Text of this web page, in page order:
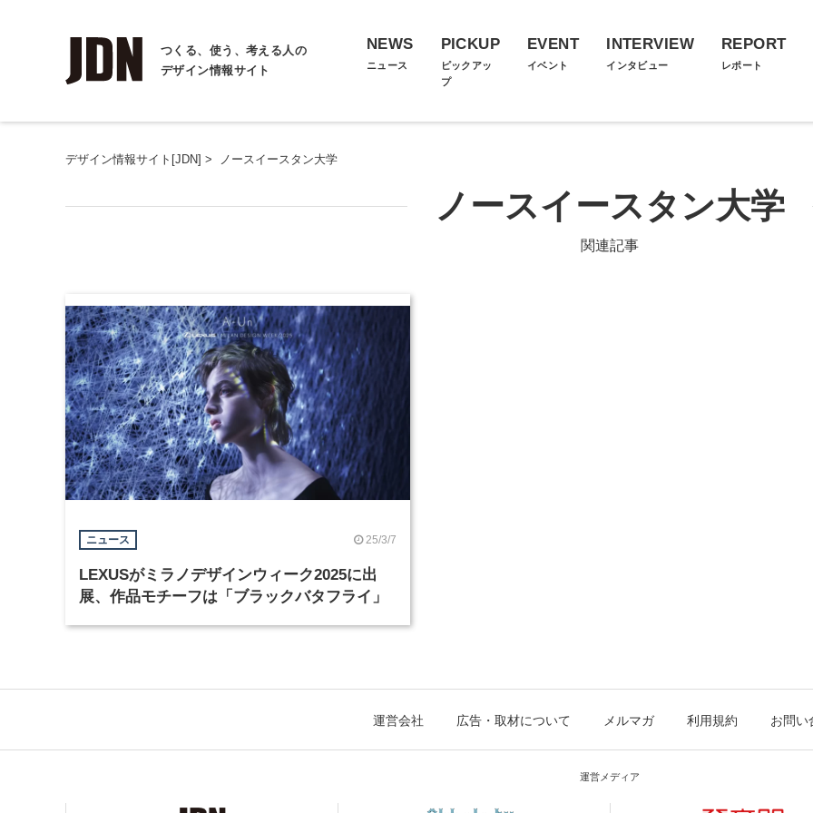
つくる、使う、考える人の
デザイン情報サイト
NEWS
ニュース
PICKUP
ピックアッ
プ
EVENT
イベント
INTERVIEW
インタビュー
REPORT
レポート
デザイン情報サイト[JDN] > ノースイースタン大学
ノースイースタン大学
関連記事
ニュース 25/3/7
LEXUSがミラノデザインウィーク2025に出
展、作品モチーフは「ブラックバタフライ」
運営会社 広告・取材について メルマガ 利用規約 お問い
運営メディア